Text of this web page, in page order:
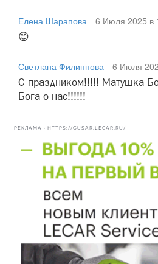
Елена Шарапова
6 Июля 2025 в
😊
Светлана Филиппова
6 Июля
С праздником!!!!! Матушка
Бога о нас!!!!!!
РЕКЛАМА • HTTPS://GUSAR.LECAR.RU/